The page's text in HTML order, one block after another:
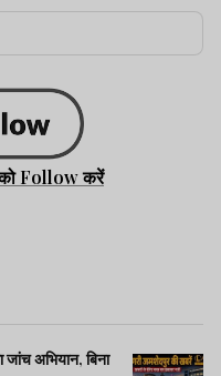
Follow करें
अभियान, बिना